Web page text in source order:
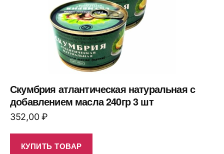
Скумбрия атлантическая натуральная с
добавлением масла 240гр 3 шт
352,00₽
КУПИТЬ ТОВАР